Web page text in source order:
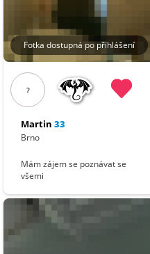
Fotka dostupná po přihlášení
?
Martin 33
Brno
Mám zájem se poznávat se
všemi